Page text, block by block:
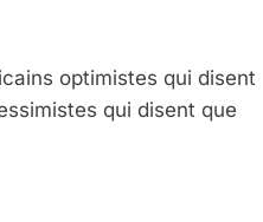
optimistes qui disent
qui disent que